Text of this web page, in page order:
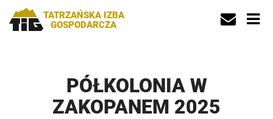
TATRZAŃSKA IZBA
GOSPODARCZA
PÓŁKOLONIA W
ZAKOPANEM 2025